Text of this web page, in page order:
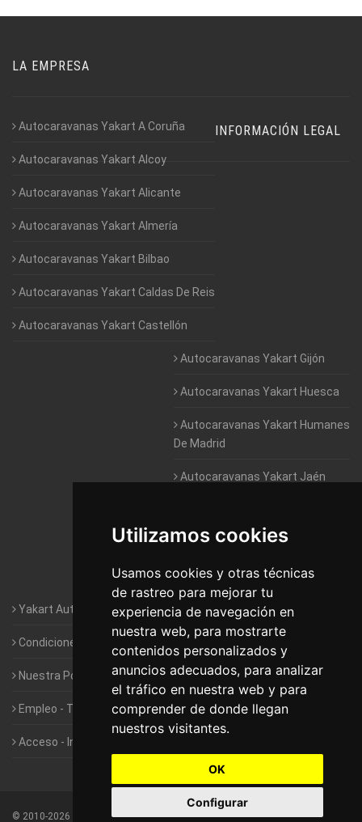
Utilizamos cookies
Usamos cookies y otras técnicas
de rastreo para mejorar tu
experiencia de navegación en
nuestra web, para mostrarte
contenidos personalizados y
anuncios adecuados, para analizar
el tráfico en nuestra web y para
comprender de donde llegan
nuestros visitantes.
OK
Configurar
LA EMPRESA
Autocaravanas Yakart A Coruña
Autocaravanas Yakart Alcoy
Autocaravanas Yakart Alicante
Autocaravanas Yakart Almería
Autocaravanas Yakart Bilbao
Autocaravanas Yakart Caldas De Reis
Autocaravanas Yakart Castellón
Autocaravanas Yakart Gijón
Autocaravanas Yakart Huesca
Autocaravanas Yakart Humanes
De Madrid
Autocaravanas Yakart Jaén
Autocaravanas Yakart Valencia
Autocaravanas Yakart Vitoria
INFORMACIÓN LEGAL
Yakart Autocaravanas · La empresa
Condiciones de Alquiler de Yakart
Nuestra Política de Privacidad
Empleo - Trabaja con nosotros
Acceso - Intranet de Franquiciados
© 2010-2026 Yakart Autocaravanas · Todos los derechos reservados